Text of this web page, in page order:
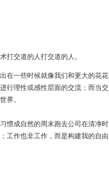
打交道的人打交道的人。
在一些时候就像我们和更大的花花
行理性或感性层面的交流；而当交
界。
惯成自然的周末跑去公司在清净时
工作也非工作，而是构建我的自由